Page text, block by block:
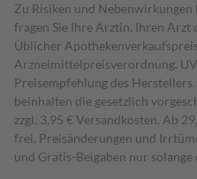
Zu Risiken und Nebenwirkungen
fragen Sie Ihre Ärztin, Ihren Arzt
Üblicher
Arzneimittelpreisverordnung.
Preisempfehlung des
beinhalten die gesetzlich
zzgl. 3,95 € Versandkosten. Ab
frei. Preisänderungen und
und Gratis-Beigaben nur